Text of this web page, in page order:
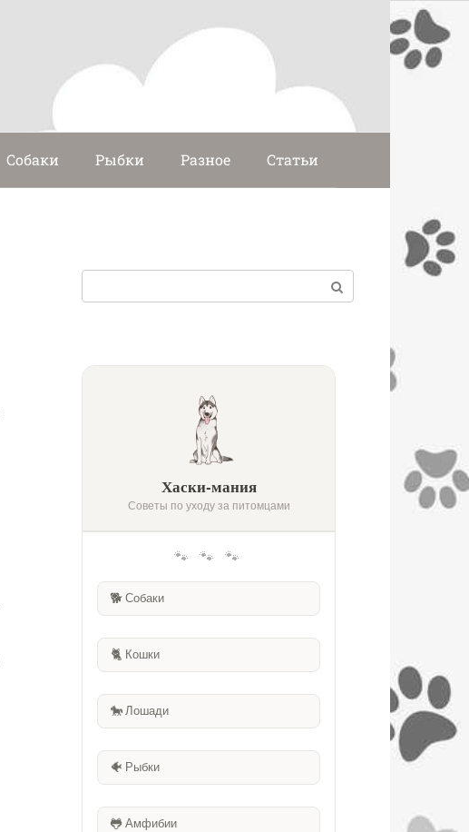
Собаки Рыбки Разное Статьи
Хаски-мания
Советы по уходу за питомцами
🐾 🐾 🐾
🐕 Собаки
🐈 Кошки
🐎 Лошади
🐠 Рыбки
🐸 Амфибии